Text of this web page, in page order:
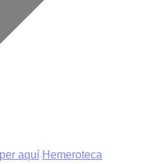
aquí Hemeroteca